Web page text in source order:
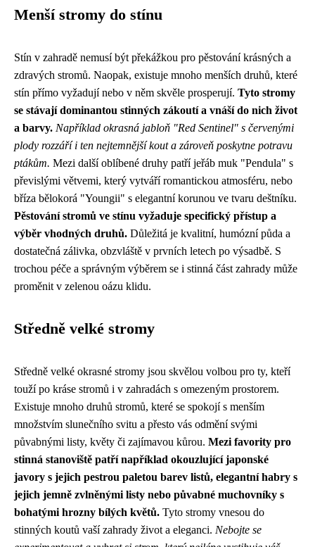
Menší stromy do stínu
Stín v zahradě nemusí být překážkou pro pěstování krásných a
zdravých stromů. Naopak, existuje mnoho menších druhů, které
stín přímo vyžadují nebo v něm skvěle prosperují. Tyto stromy
se stávají dominantou stinných zákoutí a vnáší do nich život
a barvy. Například okrasná jabloň "Red Sentinel" s červenými
plody rozzáří i ten nejtemnější kout a zároveň poskytne potravu
ptákům. Mezi další oblíbené druhy patří jeřáb muk "Pendula" s
převislými větvemi, který vytváří romantickou atmosféru, nebo
bříza bělokorá "Youngii" s elegantní korunou ve tvaru deštníku.
Pěstování stromů ve stínu vyžaduje specifický přístup a
výběr vhodných druhů. Důležitá je kvalitní, humózní půda a
dostatečná zálivka, obzvláště v prvních letech po výsadbě. S
trochou péče a správným výběrem se i stinná část zahrady může
proměnit v zelenou oázu klidu.
Středně velké stromy
Středně velké okrasné stromy jsou skvělou volbou pro ty, kteří
touží po kráse stromů i v zahradách s omezeným prostorem.
Existuje mnoho druhů stromů, které se spokojí s menším
množstvím slunečního svitu a přesto vás odmění svými
půvabnými listy, květy či zajímavou kůrou. Mezi favority pro
stinná stanoviště patří například okouzlující japonské
javory s jejich pestrou paletou barev listů, elegantní habry s
jejich jemně zvlněnými listy nebo půvabné muchovníky s
bohatými hrozny bílých květů. Tyto stromy vnesou do
stinných koutů vaší zahrady život a eleganci. Nebojte se